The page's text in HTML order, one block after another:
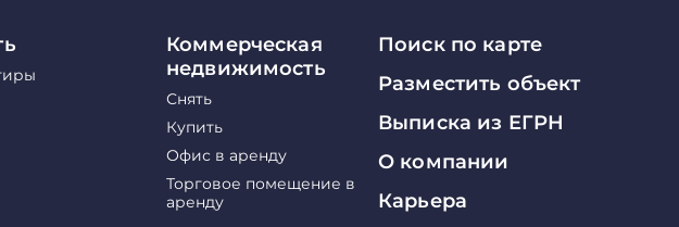
Коммерческая
недвижимость
Снять
Купить
Офис в аренду
Торговое помещение в
аренду
Поиск по карте
Разместить объект
Выписка из ЕГРН
О компании
Карьера